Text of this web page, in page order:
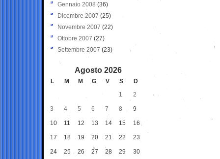
Gennaio 2008 (36)
Dicembre 2007 (25)
Novembre 2007 (22)
Ottobre 2007 (27)
Settembre 2007 (23)
Agosto 2026
L M M G V S
D
1
2
3 4 5 6 7 8 9
10 11 12 13 14 15 16
17 18 19 20 21 22 23
24 25 26 27 28 29 30